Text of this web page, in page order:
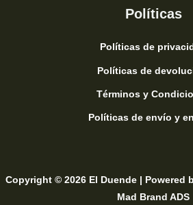
Políticas
Políticas de
Políticas de
Términos y
Políticas de envío y
Copyright © 2026 El Duende | Powered
Mad Brand ADS